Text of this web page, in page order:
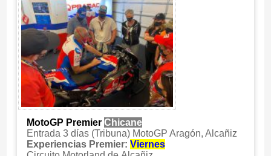
MotoGP Premier Chicane
Entrada 3 días (Tribuna) MotoGP Aragón, Alcañiz
Experiencias Premier: Viernes